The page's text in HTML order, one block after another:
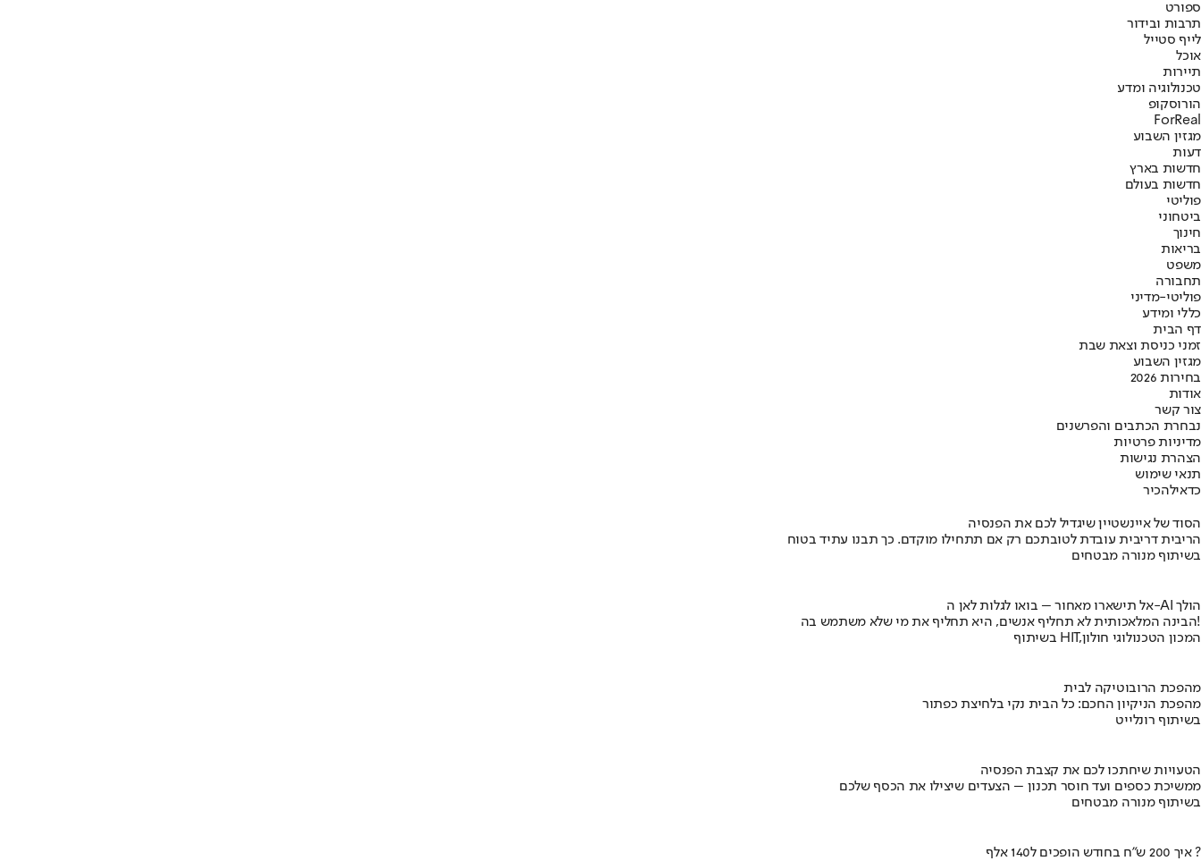
ספורט
תרבות ובידור
לייף סטייל
אוכל
תיירות
טכנולוגיה ומדע
הורוסקופ
ForReal
מגזין השבוע
דעות
חדשות בארץ
חדשות בעולם
פוליטי
ביטחוני
חינוך
בריאות
משפט
תחבורה
פוליטי-מדיני
כללי ומידע
דף הבית
זמני כניסת וצאת שבת
מגזין השבוע
בחירות 2026
אודות
צור קשר
נבחרת הכתבים והפרשנים
מדיניות פרטיות
הצהרת נגישות
תנאי שימוש
כדאילהכיר
הסוד של איינשטיין שיגדיל לכם את הפנסיה
הריבית דריבית עובדת לטובתכם רק אם תתחילו מוקדם. כך תבנו עתיד בטוח
בשיתוף מנורה מבטחים
אל תישארו מאחור – בואו לגלות לאן ה-AI הולך
הבינה המלאכותית לא תחליף אנשים, היא תחליף את מי שלא משתמש בה!
בשיתוף HIT,המכון הטכנולוגי חולון
מהפכת הרובוטיקה לבית
מהפכת הניקיון החכם: כל הבית נקי בלחיצת כפתור
בשיתוף רונלייט
הטעויות שיחתכו לכם את קצבת הפנסיה
ממשיכת כספים ועד חוסר תכנון – הצעדים שיצילו את הכסף שלכם
בשיתוף מנורה מבטחים
איך 200 ש"ח בחודש הופכים ל140 אלף ?